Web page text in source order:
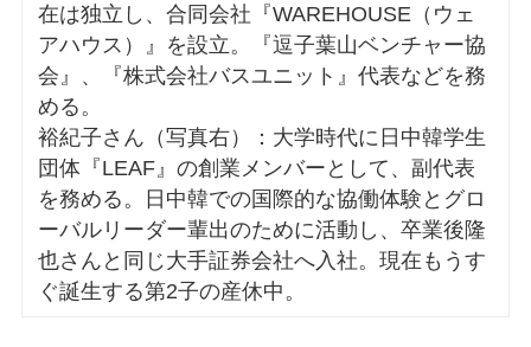
在は独立し、合同会社『WAREHOUSE（ウェ
アハウス）』を設立。『逗子葉山ベンチャー協
会』、『株式会社バスユニット』代表などを務
める。
裕紀子さん（写真右）：大学時代に日中韓学生
団体『LEAF』の創業メンバーとして、副代表
を務める。日中韓での国際的な協働体験とグロ
ーバルリーダー輩出のために活動し、卒業後隆
也さんと同じ大手証券会社へ入社。現在もうす
ぐ誕生する第2子の産休中。